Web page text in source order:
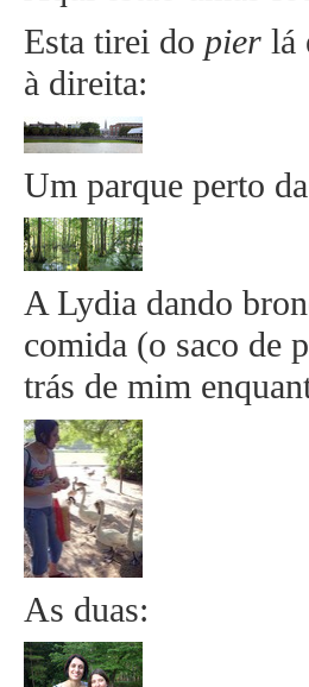
Esta tirei do pier lá
à direita:
Um parque perto
A Lydia dando
comida (o saco de
trás de mim
As duas: